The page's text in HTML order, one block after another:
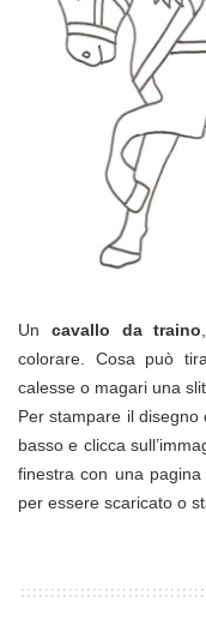
Un cavallo da traino
colorare. Cosa può
calesse o magari una
Per stampare il
basso e clicca
finestra con una
per essere scaricato o